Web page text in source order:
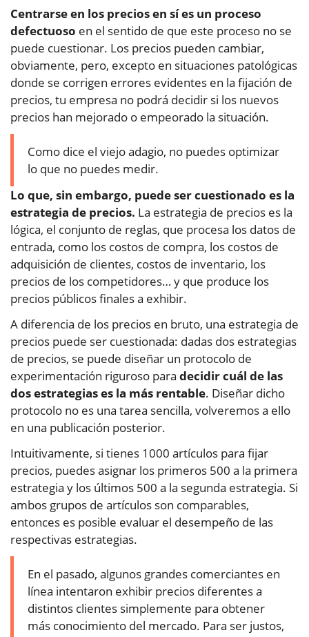
Centrarse en los precios en sí es un proceso
defectuoso en el sentido de que este proceso no se
puede cuestionar. Los precios pueden cambiar,
obviamente, pero, excepto en situaciones patológicas
donde se corrigen errores evidentes en la fijación de
precios, tu empresa no podrá decidir si los nuevos
precios han mejorado o empeorado la situación.
Como dice el viejo adagio, no puedes optimizar
lo que no puedes medir.
Lo que, sin embargo, puede ser cuestionado es la
estrategia de precios. La estrategia de precios es la
lógica, el conjunto de reglas, que procesa los datos de
entrada, como los costos de compra, los costos de
adquisición de clientes, costos de inventario, los
precios de los competidores… y que produce los
precios públicos finales a exhibir.
A diferencia de los precios en bruto, una estrategia de
precios puede ser cuestionada: dadas dos estrategias
de precios, se puede diseñar un protocolo de
experimentación riguroso para decidir cuál de las
dos estrategias es la más rentable. Diseñar dicho
protocolo no es una tarea sencilla, volveremos a ello
en una publicación posterior.
Intuitivamente, si tienes 1000 artículos para fijar
precios, puedes asignar los primeros 500 a la primera
estrategia y los últimos 500 a la segunda estrategia. Si
ambos grupos de artículos son comparables,
entonces es posible evaluar el desempeño de las
respectivas estrategias.
En el pasado, algunos grandes comerciantes en
línea intentaron exhibir precios diferentes a
distintos clientes simplemente para obtener
más conocimiento del mercado. Para ser justos,